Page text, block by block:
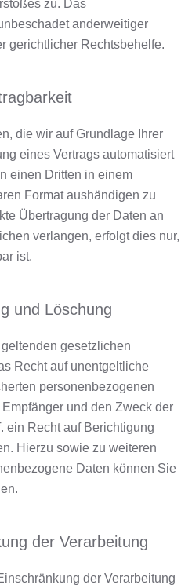
zu. Das
anderweitiger
gerichtlicher Rechtsbehelfe.
die wir auf Grundlage Ihrer
eines Vertrags automatisiert
einen Dritten in einem
Format aushändigen zu
Übertragung der Daten an
verlangen, erfolgt dies nur,
ist.
und Löschung
gesetzlichen
Recht auf unentgeltliche
personenbezogenen
und den Zweck der
ein Recht auf Berichtigung
Hierzu sowie zu weiteren
Daten können Sie
der Verarbeitung
der Verarbeitung